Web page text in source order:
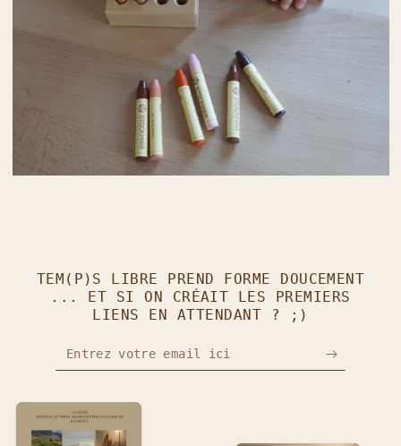
TEM(P)S LIBRE PREND FORME DOUCEMENT
... ET SI ON CRÉAIT LES PREMIERS
LIENS EN ATTENDANT ? ;)
Entrez votre email ici